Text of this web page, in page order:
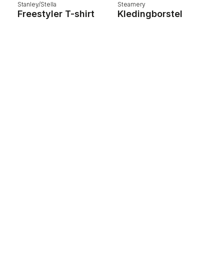
Stanley/Stella
Freestyler T-shirt
Steamery
Kledingborstel